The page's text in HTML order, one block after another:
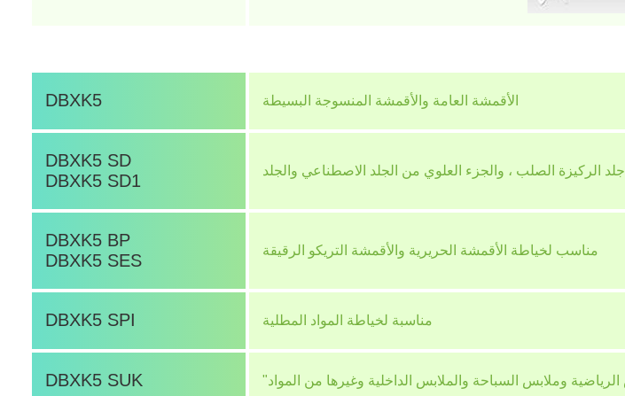
DBXK5 الأقمشة العامة والأقمشة المنسوجة البسيطة
DBXK5 SD
DBXK5 SD1
DBXK5 BP
DBXK5 SES
مناسب لخياطة الأقمشة الحريرية والأقمشة التريكو الرقيقة
DBXK5 SPI مناسبة لخياطة المواد المطلية
DBXK5 SUK